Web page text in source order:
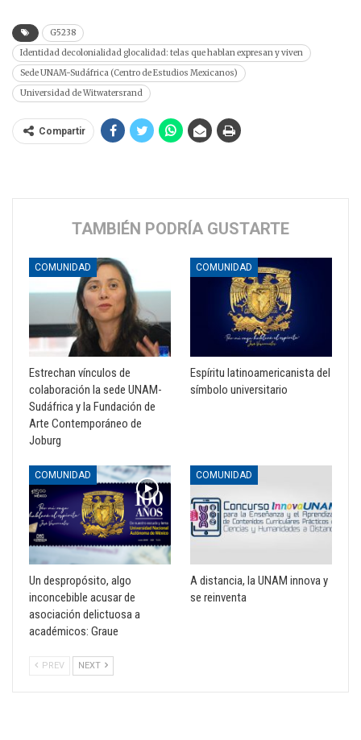
G5238
Identidad decolonialidad glocalidad: telas que hablan expresan y viven
Sede UNAM-Sudáfrica (Centro de Estudios Mexicanos)
Universidad de Witwatersrand
Compartir
TAMBIÉN PODRÍA GUSTARTE
COMUNIDAD
Estrechan vínculos de
colaboración la sede UNAM-
Sudáfrica y la Fundación de
Arte Contemporáneo de
Joburg
COMUNIDAD
Espíritu latinoamericanista del
símbolo universitario
COMUNIDAD
Un despropósito, algo
inconcebible acusar de
asociación delictuosa a
académicos: Graue
COMUNIDAD
A distancia, la UNAM innova y
se reinventa
PREV NEXT